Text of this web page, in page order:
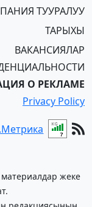
ТУУРАЛУУ
ТАРЫХЫ
ВАКАНСИЯЛАР
О РЕКЛАМЕ
Privacy Policy
жеке